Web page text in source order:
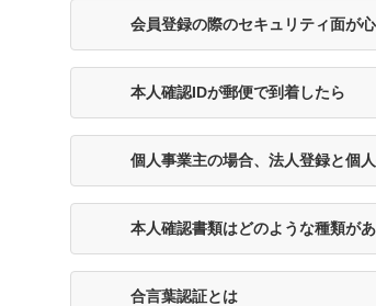
会員登録の際のセキュリティ面が心
本人確認IDが郵便で到着したら
個人事業主の場合、法人登録と個
本人確認書類はどのような種類があ
合言葉認証とは